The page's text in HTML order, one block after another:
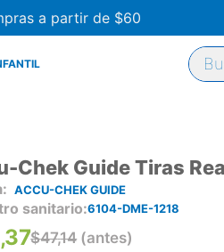
a partir de $60
Buscar
Chek Guide Tiras
ACCU-CHEK GUIDE
sanitario 6104-DME-1218
$47,14 (antes)
,37